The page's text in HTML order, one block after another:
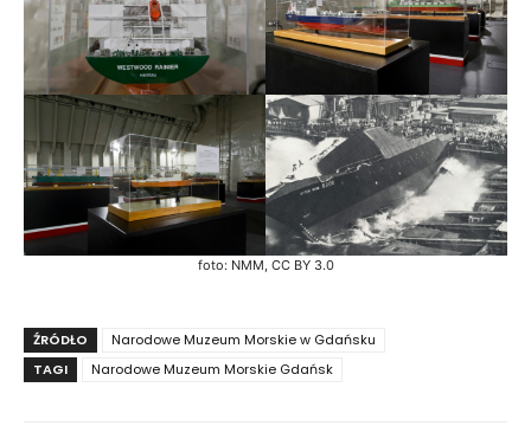
foto: NMM, CC BY 3.0
ŹRÓDŁO
Narodowe Muzeum Morskie w Gdańsku
TAGI
Narodowe Muzeum Morskie Gdańsk